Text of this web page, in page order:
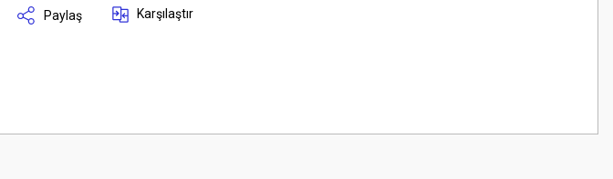
Paylaş Karşılaştır